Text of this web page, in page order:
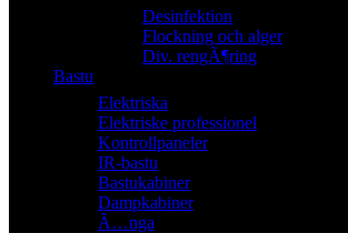
Desinfektion
Flockning och alger
Div. rengÃ¶ring
Bastu
Elektriska
Elektriske professionel
Kontrollpaneler
IR-bastu
Bastukabiner
Dampkabiner
Ã…nga